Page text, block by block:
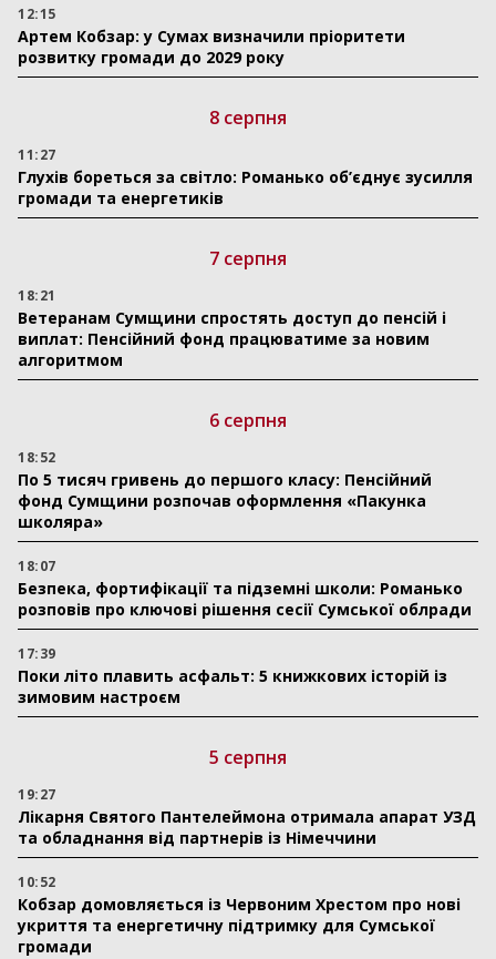
12:15
Артем Кобзар: у Сумах визначили пріоритети
розвитку громади до 2029 року
8 серпня
11:27
Глухів бореться за світло: Романько об’єднує зусилля
громади та енергетиків
7 серпня
18:21
Ветеранам Сумщини спростять доступ до пенсій і
виплат: Пенсійний фонд працюватиме за новим
алгоритмом
6 серпня
18:52
По 5 тисяч гривень до першого класу: Пенсійний
фонд Сумщини розпочав оформлення «Пакунка
школяра»
18:07
Безпека, фортифікації та підземні школи: Романько
розповів про ключові рішення сесії Сумської облради
17:39
Поки літо плавить асфальт: 5 книжкових історій із
зимовим настроєм
5 серпня
19:27
Лікарня Святого Пантелеймона отримала апарат УЗД
та обладнання від партнерів із Німеччини
10:52
Кобзар домовляється із Червоним Хрестом про нові
укриття та енергетичну підтримку для Сумської
громади